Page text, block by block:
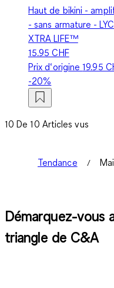
Haut de bikini -
- sans armature -
XTRA LIFE™
15.95 CHF
Prix d‘origine19.95
-20%
10 De 10 Articles vus
Tendance
Démarquez-vous
triangle de C&A